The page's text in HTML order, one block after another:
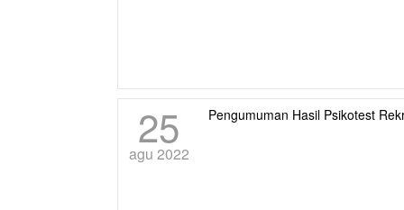
25
agu 2022
Pengumuman Hasil Psikotest